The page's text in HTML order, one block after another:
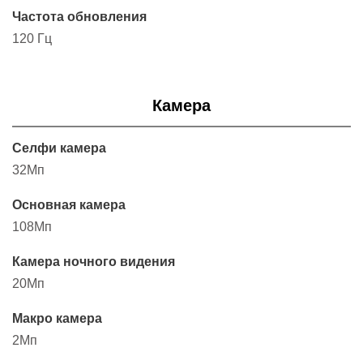
Частота обновления
120 Гц
Камера
Селфи камера
32Мп
Основная камера
108Мп
Камера ночного видения
20Мп
Макро камера
2Мп